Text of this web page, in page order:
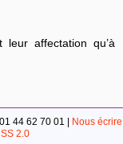
affectation qu’à
44 62 70 01 |
Nous écrire
2.0